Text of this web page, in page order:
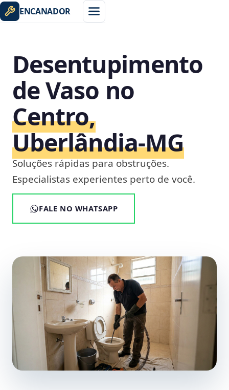
ENCANADOR
Desentupimento
de Vaso no
Centro,
Uberlândia‑MG
Soluções rápidas para obstruções.
Especialistas experientes perto de você.
FALE NO WHATSAPP